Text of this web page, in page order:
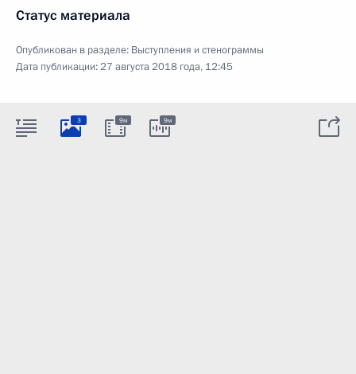
Статус материала
Опубликован в разделе: Выступления и стенограммы
Дата публикации:27 августа 2018 года, 12:45
3 9м 9м